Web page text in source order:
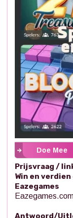
Doe Mee
Prijsvraag /
Win en
Eazegames
Antwoord/